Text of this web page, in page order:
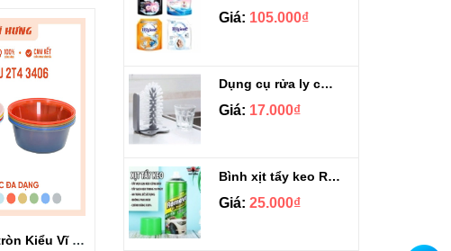
Thau nhựa tròn Kiểu Vĩ Hưng 2T4 3406
Giá: 105.000₫
Dụng cụ rửa ly cốc gắn bồn đa năng 2in1
Giá: 17.000₫
Bình xịt tẩy keo Remove of Sickers xanh lá 450ml
Giá: 25.000₫